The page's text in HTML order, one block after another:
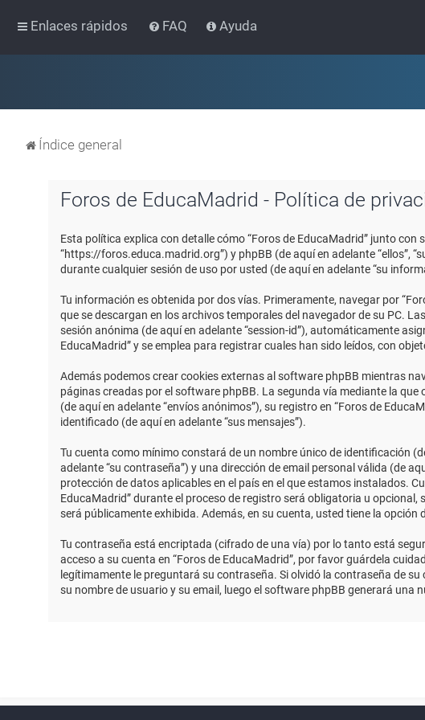
Enlaces rápidos FAQ Ayuda
Índice general
Foros de EducaMadrid - Política de
Esta política explica con detalle cómo “Foros de EducaMadrid” junto con
“https://foros.educa.madrid.org”) y phpBB (de aquí en adelante “ellos”,
durante cualquier sesión de uso por usted (de aquí en adelante “su
Tu información es obtenida por dos vías. Primeramente, navegar por
que se descargan en los archivos temporales del navegador de su PC.
sesión anónima (de aquí en adelante “session-id”), automáticamente
EducaMadrid” y se emplea para registrar cuales han sido leídos, con
Además podemos crear cookies externas al software phpBB mientras
páginas creadas por el software phpBB. La segunda vía mediante la
(de aquí en adelante “envíos anónimos”), su registro en “Foros de
identificado (de aquí en adelante “sus mensajes”).
Tu cuenta como mínimo constará de un nombre único de identificación
adelante “su contraseña”) y una dirección de email personal válida (de
protección de datos aplicables en el país en el que estamos instalados.
EducaMadrid” durante el proceso de registro será obligatoria u
será públicamente exhibida. Además, en su cuenta, usted tiene la
Tu contraseña está encriptada (cifrado de una vía) por lo tanto está
acceso a su cuenta en “Foros de EducaMadrid”, por favor guárdela
legítimamente le preguntará su contraseña. Si olvidó la contraseña de
su nombre de usuario y su email, luego el software phpBB generará una